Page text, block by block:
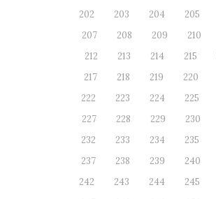
202
203 204 205
207
208 209 210
212
213 214 215
217
218 219 220
222
223 224 225
227
228 229 230
232
233 234 235
237
238 239 240
242
243 244 245